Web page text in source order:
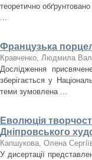
теоретично
...
Французька
Кравченко, Людмила
Дослідження
зберігається у
теми зумовлена ...
Еволюція
Дніпровського
Капшукова, Олена
У дисертації